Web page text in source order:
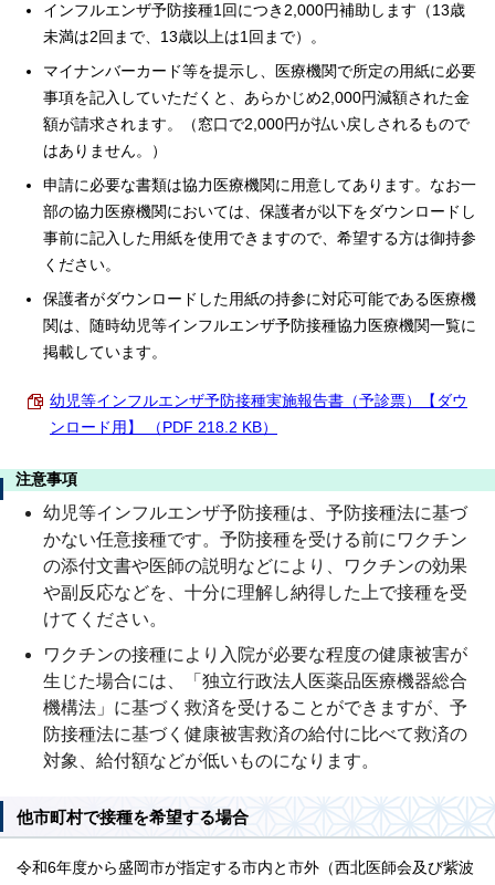
インフルエンザ予防接種1回につき2,000円補助します（13歳
未満は2回まで、13歳以上は1回まで）。
マイナンバーカード等を提示し、医療機関で所定の用紙に必要
事項を記入していただくと、あらかじめ2,000円減額された金
額が請求されます。（窓口で2,000円が払い戻しされるもので
はありません。）
申請に必要な書類は協力医療機関に用意してあります。なお一
部の協力医療機関においては、保護者が以下をダウンロードし
事前に記入した用紙を使用できますので、希望する方は御持参
ください。
保護者がダウンロードした用紙の持参に対応可能である医療機
関は、随時幼児等インフルエンザ予防接種協力医療機関一覧に
掲載しています。
幼児等インフルエンザ予防接種実施報告書（予診票）【ダウ
ンロード用】 （PDF 218.2 KB）
注意事項
幼児等インフルエンザ予防接種は、予防接種法に基づ
かない任意接種です。予防接種を受ける前にワクチン
の添付文書や医師の説明などにより、ワクチンの効果
や副反応などを、十分に理解し納得した上で接種を受
けてください。
ワクチンの接種により入院が必要な程度の健康被害が
生じた場合には、「独立行政法人医薬品医療機器総合
機構法」に基づく救済を受けることができますが、予
防接種法に基づく健康被害救済の給付に比べて救済の
対象、給付額などが低いものになります。
他市町村で接種を希望する場合
令和6年度から盛岡市が指定する市内と市外（西北医師会及び紫波